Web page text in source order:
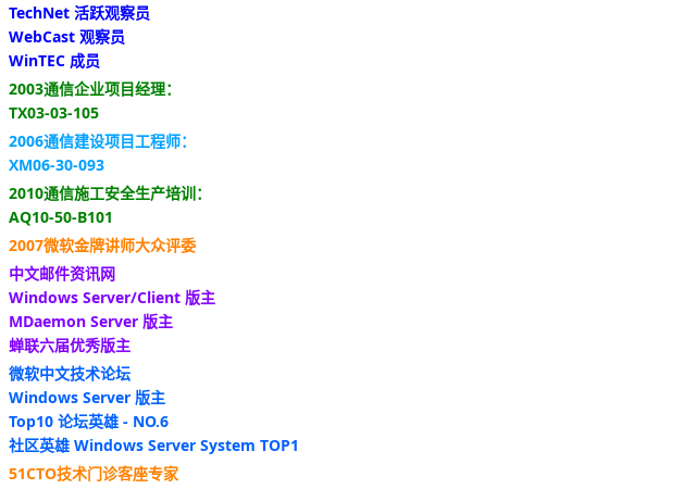
TechNet 活跃观察员
WebCast 观察员
WinTEC 成员
2003通信企业项目经理：
TX03-03-105
2006通信建设项目工程师：
XM06-30-093
2010通信施工安全生产培训：
AQ10-50-B101
2007微软金牌讲师大众评委
中文邮件资讯网
Windows Server/Client 版主
MDaemon Server 版主
蝉联六届优秀版主
微软中文技术论坛
Windows Server 版主
Top10 论坛英雄 - NO.6
社区英雄 Windows Server System TOP1
51CTO技术门诊客座专家